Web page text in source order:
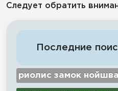
Следует обратить
Последние
риолис замок